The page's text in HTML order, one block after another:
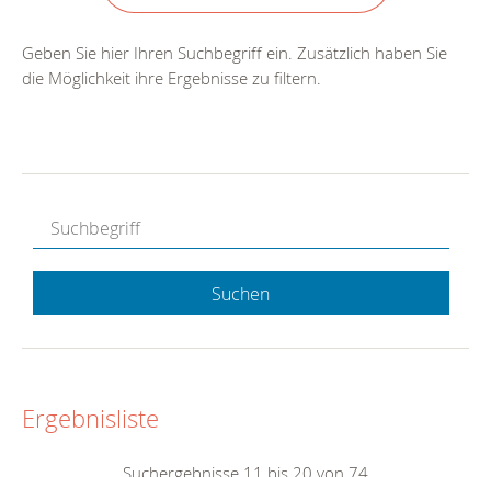
Geben Sie hier Ihren Suchbegriff ein. Zusätzlich haben Sie
die Möglichkeit ihre Ergebnisse zu filtern.
Suchen
Ergebnisliste